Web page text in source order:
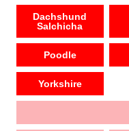
Dachshund
Salchicha
Poodle
Yorkshire